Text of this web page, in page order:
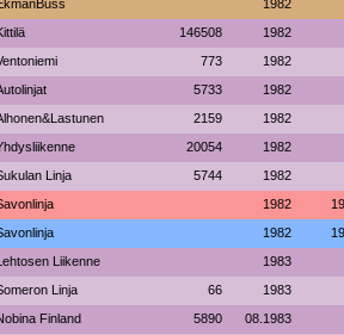
1982
146508 1982
773 1982
5733 1982
2159 1982
20054 1982
Linja 5744 1982
1982
1982
Liikenne 1983
Linja 66 1983
Finland 5890 08.1983